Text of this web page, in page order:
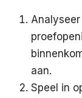
aan.
Speel in